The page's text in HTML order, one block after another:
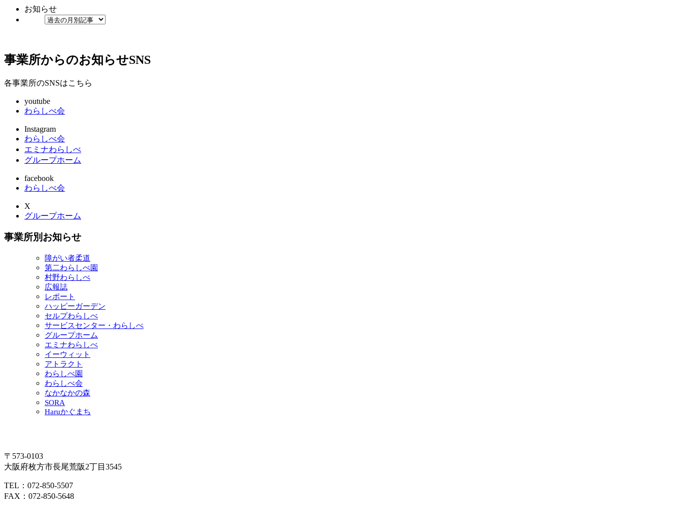
お知らせ
事業所からのお知らせSNS
各事業所のSNSはこちら
youtube
わらしべ会
Instagram
わらしべ会
エミナわらしべ
グループホーム
facebook
わらしべ会
X
グループホーム
事業所別お知らせ
障がい者柔道
第二わらしべ園
村野わらしべ
広報誌
レポート
ハッピーガーデン
セルプわらしべ
サービスセンター・わらしべ
グループホーム
エミナわらしべ
イーウィット
アトラクト
わらしべ園
わらしべ会
なかなかの森
SORA
Haruかぐまち
〒573-0103
大阪府枚方市長尾荒阪2丁目3545
TEL：072-850-5507
FAX：072-850-5648